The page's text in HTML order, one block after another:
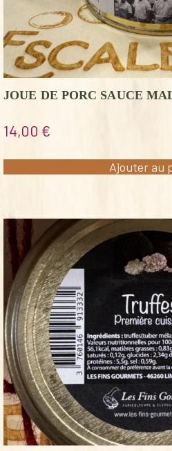
JOUE DE PORC SAUCE
14,00 €
Ajouter au